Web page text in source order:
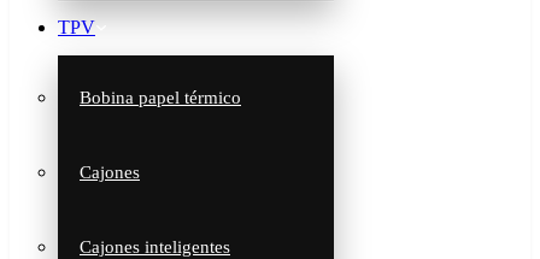
TPV
Bobina papel térmico
Cajones
Cajones inteligentes